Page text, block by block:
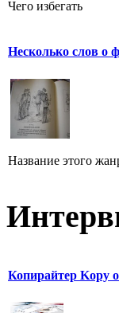
Чего избегать
Несколько слов о
Название этого
Копирайтер Kopy